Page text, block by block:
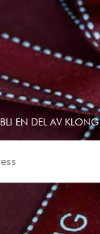
BLI EN DEL AV